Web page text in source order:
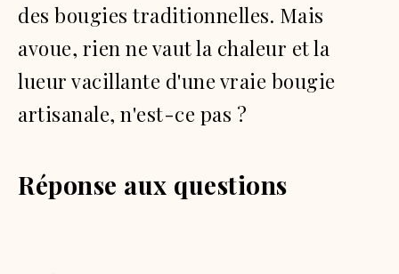
des bougies traditionnelles. Mais
avoue, rien ne vaut la chaleur et la
lueur vacillante d'une vraie bougie
artisanale, n'est-ce pas ?
Réponse aux questions